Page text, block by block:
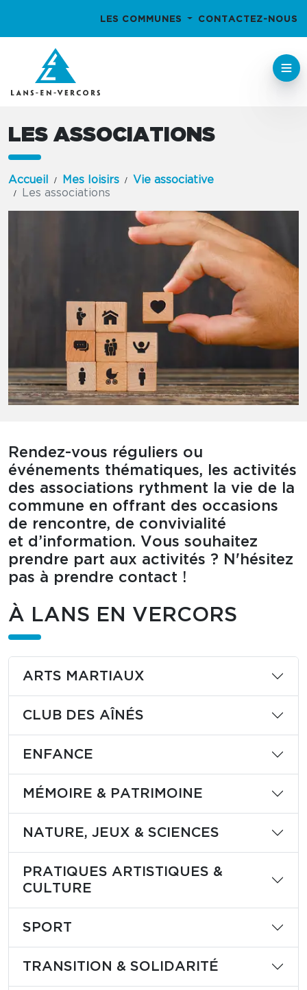
LES COMMUNES CONTACTEZ-NOUS
LES ASSOCIATIONS
Accueil Mes loisirs
Vie associative
Les associations
Rendez-vous réguliers ou
événements thématiques, les activités
des associations rythment la vie de la
commune en offrant des occasions
de rencontre, de convivialité
et d’information. Vous souhaitez
prendre part aux activités ? N'hésitez
pas à prendre contact !
À LANS EN VERCORS
ARTS MARTIAUX
CLUB DES AÎNÉS
ENFANCE
MÉMOIRE & PATRIMOINE
NATURE, JEUX & SCIENCES
PRATIQUES ARTISTIQUES &
CULTURE
SPORT
TRANSITION & SOLIDARITÉ